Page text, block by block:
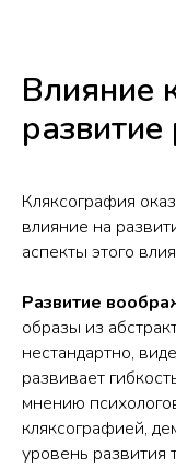
Влияние
Кляксография
влияние на
аспекты этого
Развитие
образы из
нестандартно,
развивает
мнению
кляксографией,
уровень развития